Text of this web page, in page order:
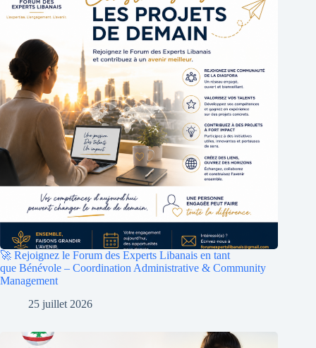
🚀 Rejoignez le Forum des Experts Libanais en tant
que Bénévole – Coordination Administrative & Community
Management
25 juillet 2026